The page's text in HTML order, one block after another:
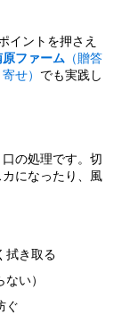
放置
と一緒に
する方法
楽しむた
イントを押さえ
ファーム（贈答
せ） でも実践し
の処理です。切
になったり、風
拭き取る
い）
ぐ